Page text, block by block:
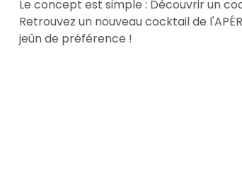
Le concept est simple : Découvrir un
Retrouvez un nouveau cocktail de
jeûn de préférence !